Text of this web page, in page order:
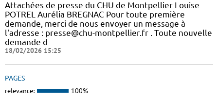
Attachées de presse du CHU de Montpellier Louise
POTREL Aurélia BREGNAC Pour toute première
demande, merci de nous envoyer un message à
l'adresse : presse@chu-montpellier.fr . Toute nouvelle
demande d
18/02/2026 15:25
PAGES
relevance: 100%